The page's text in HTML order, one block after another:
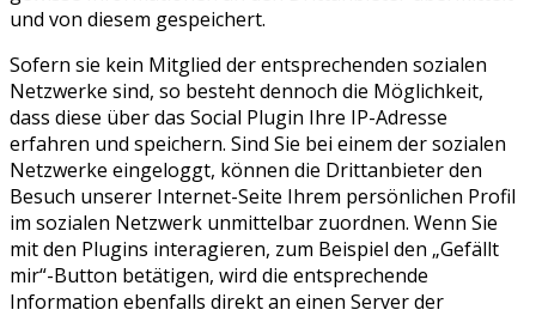
und von diesem gespeichert.
Sofern sie kein Mitglied der entsprechenden sozialen
Netzwerke sind, so besteht dennoch die Möglichkeit,
dass diese über das Social Plugin Ihre IP-Adresse
erfahren und speichern. Sind Sie bei einem der sozialen
Netzwerke eingeloggt, können die Drittanbieter den
Besuch unserer Internet-Seite Ihrem persönlichen Profil
im sozialen Netzwerk unmittelbar zuordnen. Wenn Sie
mit den Plugins interagieren, zum Beispiel den „Gefällt
mir“-Button betätigen, wird die entsprechende
Information ebenfalls direkt an einen Server der